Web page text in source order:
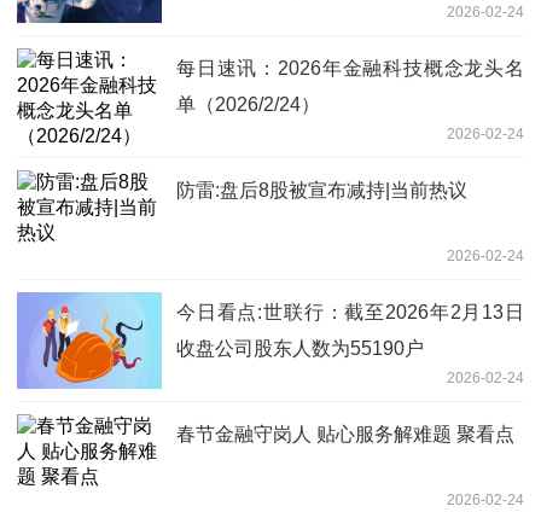
2026-02-24
每日速讯：2026年金融科技概念龙头名
单（2026/2/24）
2026-02-24
防雷:盘后8股被宣布减持|当前热议
2026-02-24
今日看点:世联行：截至2026年2月13日
收盘公司股东人数为55190户
2026-02-24
春节金融守岗人 贴心服务解难题 聚看点
2026-02-24